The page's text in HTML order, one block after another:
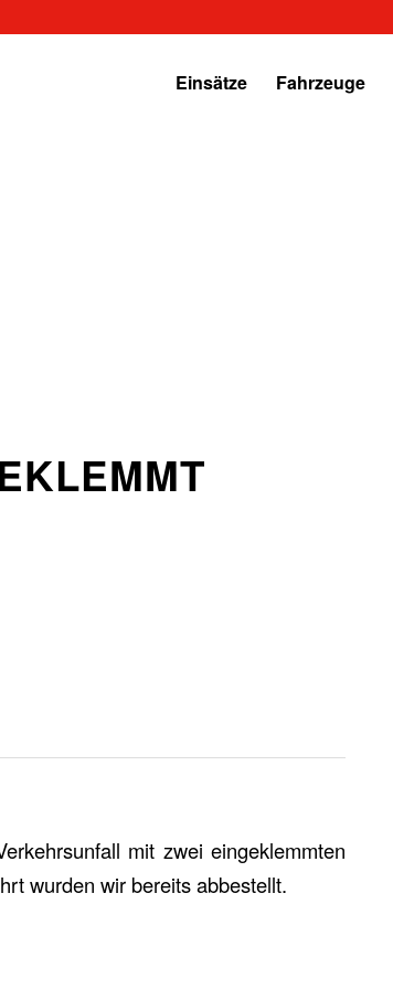
Einsätze Fahrzeuge
mit zwei eingeklemmten
wurden wir bereits abbestellt.